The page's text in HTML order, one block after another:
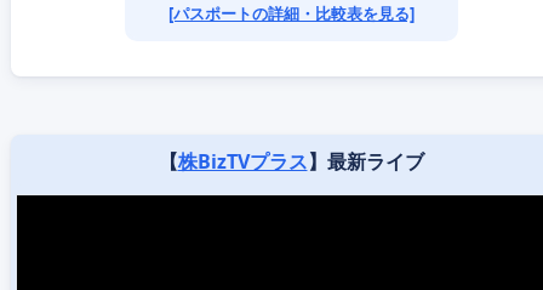
[パスポートの詳細・比較表を見る]
【株BizTVプラス】最新ライブ